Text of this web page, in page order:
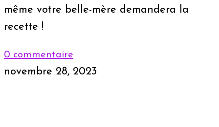
même votre belle-mère demandera la
recette !
0 commentaire
novembre 28, 2023